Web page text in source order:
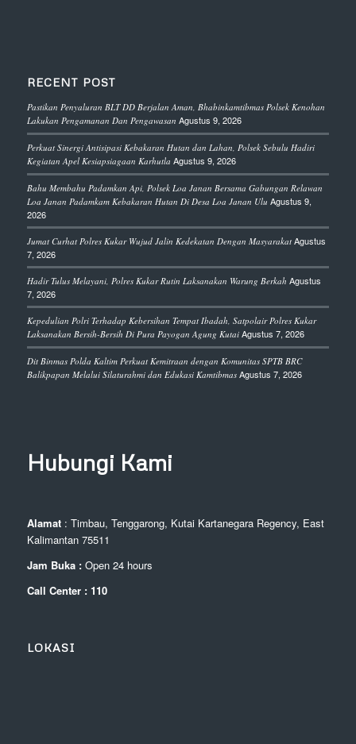
RECENT POST
Pastikan Penyaluran BLT DD Berjalan Aman, Bhabinkamtibmas Polsek Kenohan
Lakukan Pengamanan Dan Pengawasan Agustus 9, 2026
Perkuat Sinergi Antisipasi Kebakaran Hutan dan Lahan, Polsek Sebulu Hadiri
Kegiatan Apel Kesiapsiagaan Karhutla Agustus 9, 2026
Bahu Membahu Padamkan Api, Polsek Loa Janan Bersama Gabungan Relawan
Loa Janan Padamkam Kebakaran Hutan Di Desa Loa Janan Ulu Agustus 9,
2026
Jumat Curhat Polres Kukar Wujud Jalin Kedekatan Dengan Masyarakat Agustus
7, 2026
Hadir Tulus Melayani, Polres Kukar Rutin Laksanakan Warung Berkah Agustus
7, 2026
Kepedulian Polri Terhadap Kebersihan Tempat Ibadah, Satpolair Polres Kukar
Laksanakan Bersih-Bersih Di Pura Payogan Agung Kutai Agustus 7, 2026
Dit Binmas Polda Kaltim Perkuat Kemitraan dengan Komunitas SPTB BRC
Balikpapan Melalui Silaturahmi dan Edukasi Kamtibmas Agustus 7, 2026
Hubungi Kami
Alamat: Timbau, Tenggarong, Kutai Kartanegara Regency, East
Kalimantan 75511
Jam Buka : Open 24 hours
Call Center : 110
LOKASI